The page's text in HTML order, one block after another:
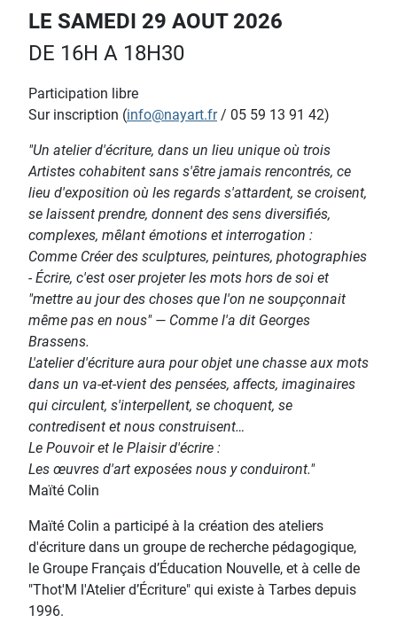
LE SAMEDI 29 AOUT 2026
DE 16H A 18H30
Participation libre
Sur inscription (info@nayart.fr/ 05 59 13 91 42)
"Un atelier d'écriture, dans un lieu unique où trois
Artistes cohabitent sans s'être jamais rencontrés, ce
lieu d'exposition où les regards s'attardent, se croisent,
se laissent prendre, donnent des sens diversifiés,
complexes, mêlant émotions et interrogation :
Comme Créer des sculptures, peintures, photographies
- Écrire, c'est oser projeter les mots hors de soi et
"mettre au jour des choses que l'on ne soupçonnait
même pas en nous" — Comme l'a dit Georges
Brassens.
L'atelier d'écriture aura pour objet une chasse aux mots
dans un va-et-vient des pensées, affects, imaginaires
qui circulent, s'interpellent, se choquent, se
contredisent et nous construisent…
Le Pouvoir et le Plaisir d'écrire :
Les œuvres d'art exposées nous y conduiront."
Maïté Colin
Maïté Colin a participé à la création des ateliers
d'écriture dans un groupe de recherche pédagogique,
le Groupe Français d’Éducation Nouvelle, et à celle de
"Thot'M l'Atelier d’Écriture" qui existe à Tarbes depuis
1996.